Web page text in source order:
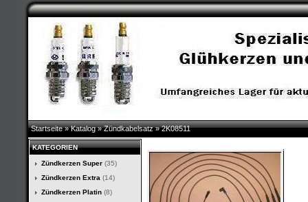
Startseite»Katalog»Zündkabelsatz»2K08511
KATEGORIEN
Zündkerzen Super(35)
Zündkerzen Extra (14)
Zündkerzen Platin(8)